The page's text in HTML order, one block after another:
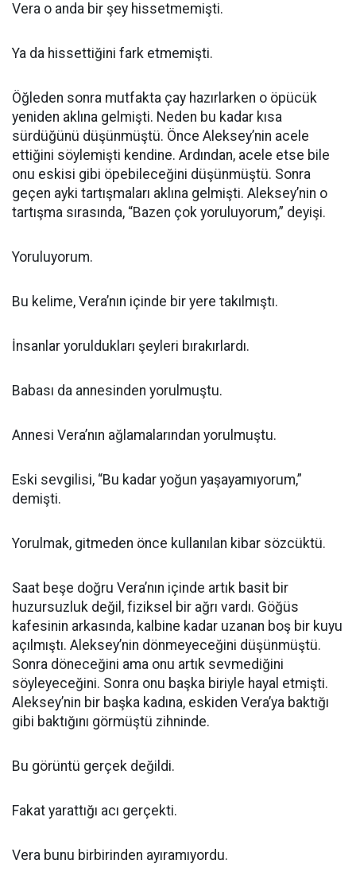
Vera o anda bir şey hissetmemişti.
Ya da hissettiğini fark etmemişti.
Öğleden sonra mutfakta çay hazırlarken o öpücük
yeniden aklına gelmişti. Neden bu kadar kısa
sürdüğünü düşünmüştü. Önce Aleksey’nin acele
ettiğini söylemişti kendine. Ardından, acele etse bile
onu eskisi gibi öpebileceğini düşünmüştü. Sonra
geçen ayki tartışmaları aklına gelmişti. Aleksey’nin o
tartışma sırasında, “Bazen çok yoruluyorum,” deyişi.
Yoruluyorum.
Bu kelime, Vera’nın içinde bir yere takılmıştı.
İnsanlar yoruldukları şeyleri bırakırlardı.
Babası da annesinden yorulmuştu.
Annesi Vera’nın ağlamalarından yorulmuştu.
Eski sevgilisi, “Bu kadar yoğun yaşayamıyorum,”
demişti.
Yorulmak, gitmeden önce kullanılan kibar sözcüktü.
Saat beşe doğru Vera’nın içinde artık basit bir
huzursuzluk değil, fiziksel bir ağrı vardı. Göğüs
kafesinin arkasında, kalbine kadar uzanan boş bir kuyu
açılmıştı. Aleksey’nin dönmeyeceğini düşünmüştü.
Sonra döneceğini ama onu artık sevmediğini
söyleyeceğini. Sonra onu başka biriyle hayal etmişti.
Aleksey’nin bir başka kadına, eskiden Vera’ya baktığı
gibi baktığını görmüştü zihninde.
Bu görüntü gerçek değildi.
Fakat yarattığı acı gerçekti.
Vera bunu birbirinden ayıramıyordu.